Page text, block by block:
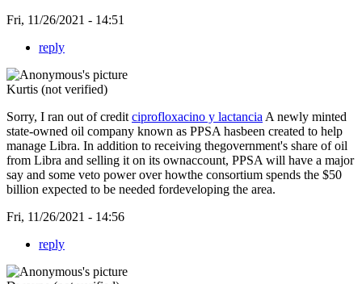
Fri, 11/26/2021 - 14:51
reply
Kurtis (not verified)
Sorry, I ran out of credit ciprofloxacino y lactancia A newly minted
state-owned oil company known as PPSA hasbeen created to help
manage Libra. In addition to receiving thegovernment's share of oil
from Libra and selling it on its ownaccount, PPSA will have a major
say and some veto power over howthe consortium spends the $50
billion expected to be needed fordeveloping the area.
Fri, 11/26/2021 - 14:56
reply